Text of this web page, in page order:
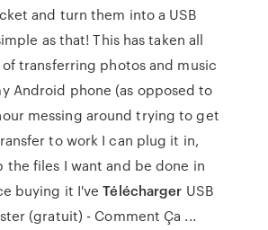
and turn them into a USB
as that! This has taken all
transferring photos and music
Android phone (as opposed to
messing around trying to get
to work I can plug it in,
the files I want and be done in
buying it I'veTélécharger USB
(gratuit) - Comment Ça ...